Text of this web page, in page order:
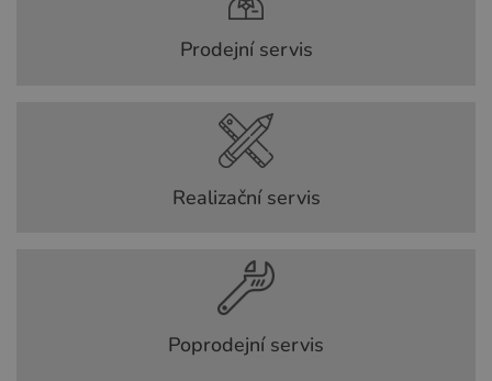
Prodejní servis
Realizační servis
Poprodejní servis